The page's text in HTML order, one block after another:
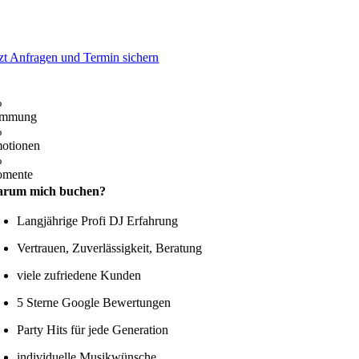
Anfragen und Termin sichern
mich buchen?
Langjährige Profi DJ Erfahrung
Vertrauen, Zuverlässigkeit, Beratung
viele zufriedene Kunden
5 Sterne Google Bewertungen
Party Hits für jede Generation